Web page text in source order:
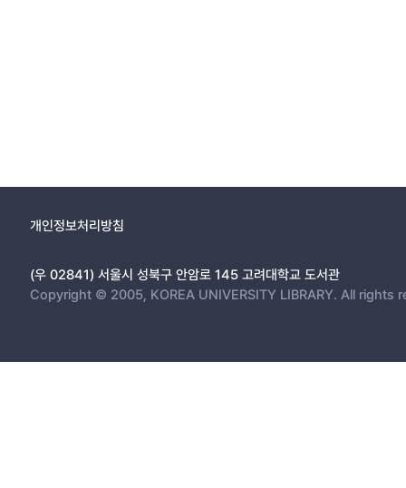
개인정보처리방침
(우 02841) 서울시 성북구 안암로 145 고려대학교 도서관
Copyright © 2005, KOREA UNIVERSITY LIBRARY. All rights